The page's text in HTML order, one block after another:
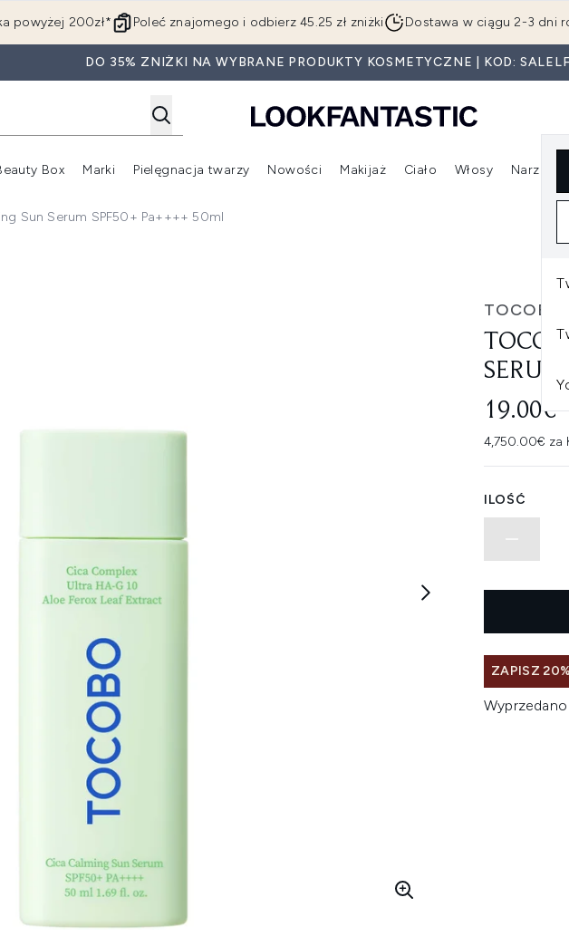
Przejdź do głównej treści
powyżej 200zł* Poleć znajomego i odbierz 45.25 zł zniżki Dostawa w ciągu 2-3 dni
DO 35% ZNIŻKI NA WYBRANE PRODUKTY KOSMETYCZNE | KOD: SALELF
Box
Wejdź do podmenu (Beauty Box)
Marki
Wejdź do podmenu (Marki)
Pielęgnacja twarzy
Wejdź do podmenu (Pielęgnacja twarzy)
Nowości
Wejdź do podmenu (Nowości)
Makijaż
Wejdź do podmenu (Makijaż)
Ciało Włosy Narzędzia
Sun Serum SPF50+ Pa++++ 50ml
TOCOBO
19.00€
4,750.00€ za
ILOŚĆ
ZAPISZ 20%
Wyprzedano